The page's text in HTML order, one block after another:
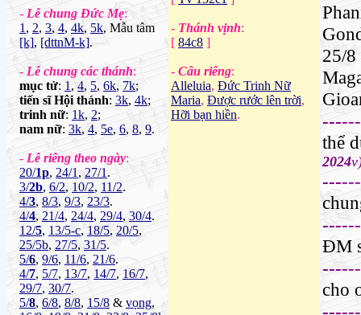
- Lễ chung Đức Mẹ:
1 , 2, 3, 4, 4k, 5k, Mẫu tâm
[k], [dttnM-k].
- Lễ chung các thánh:
mục tử: 1 , 4, 5, 6k, 7k;
tiến sĩ Hội thánh: 3k, 4k;
trinh nữ: 1k, 2;
nam nữ: 3k, 4, 5e, 6, 8, 9.
- Lễ riêng theo ngày:
20/1p, 24/1 , 27/1 .
3/2b, 6/2, 10/2, 11/2.
4/3, 8/3, 9/3, 23/3.
4/4, 21/4, 24/4, 29/4, 30/4.
12/5, 13/5-c, 18/5, 20/5,
25/5b, 27/5, 31/5.
5/6, 9/6, 11/6, 21/6.
4/7, 5/7, 13/7, 14/7, 16/7,
29/7, 30/7.
5/8, 6/8, 8/8, 15/8 & vọng,
- Thánh vịnh:
[ 84c8 ]
- Câu riêng:
Alleluia, Đức Trinh Nữ
Maria, Được rước lên trời,
Hỡi bạn hiền.
25/8
------
thể
2024
------
------
ĐM
------
cho